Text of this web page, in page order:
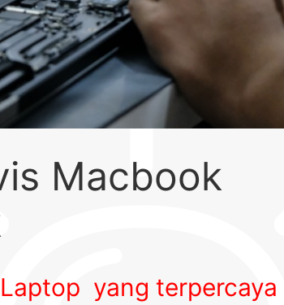
Macbook
yang terpercaya